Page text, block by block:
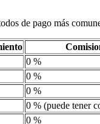
de pago más
0 %
0 %
0 %
0 % (puede tener
0 %